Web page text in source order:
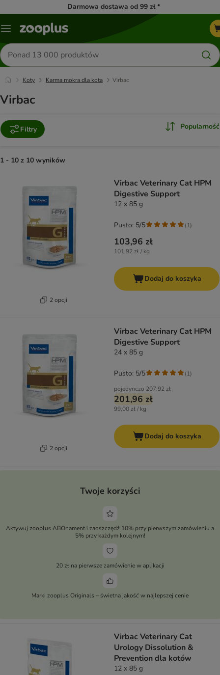
Darmowa dostawa od 99 zł *
Menu
Szukaj
produktów
Koty Karma mokra dla kota Virbac
Virbac
Filtry Popularność
1 - 10 z 10 wyników
2 opcji
Virbac Veterinary Cat HPM
Digestive Support
12 x 85 g
103,96 zł
101,92 zł / kg
Pusto: 5/5 (1)
Dodaj do koszyka
2 opcji
Virbac Veterinary Cat HPM
Digestive Support
24 x 85 g
pojedynczo 207,92 zł
201,96 zł
99,00 zł / kg
Pusto: 5/5 (1)
Dodaj do koszyka
Twoje korzyści
Aktywuj zooplus ABOnament i zaoszczędź 10% przy pierwszym zamówieniu a
5% przy każdym kolejnym!
20 zł na pierwsze zamówienie w aplikacji
Marki zooplus Originals – świetna jakość w najlepszej cenie
Virbac Veterinary Cat
Urology Dissolution &
Prevention dla kotów
12 x 85 g